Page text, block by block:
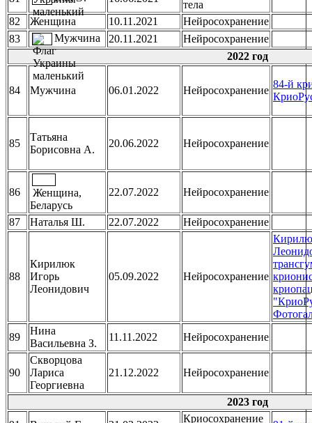
тела
82
Женщина 10.11.2021
Нейросохранение
83
Мужчина 20.11.2021
Нейросохранение
2022 год
84 Мужчина 06.01.2022 Нейросохранение
84-й
85
Татьяна
Борисовна А.
20.06.2022 Нейросохранение
86
Женщина,
Беларусь
22.07.2022 Нейросохранение
87 Наталья Ш. 22.07.2022 Нейросохранение
88
Кирилюк
Игорь
Леонидович
05.09.2022 Нейросохранение
89
Нина
Васильевна З.
11.11.2022 Нейросохранение
90
Скворцова
Лариса
Георгиевна
21.12.2022 Нейросохранение
2023 год
Криосохранение